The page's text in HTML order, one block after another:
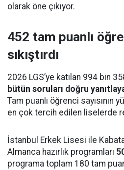
olarak öne çıkıyor.
452 tam puanlı
sıkıştırdı
2026 LGS’ye katılan 994 bin
bütün soruları doğru
Tam puanlı öğrenci sayısının
en çok tercih edilen liselerde
İstanbul Erkek Lisesi ile
Almanca hazırlık programları
programa toplam 180 tam